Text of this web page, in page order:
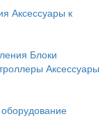
Аксессуары к
Блоки
Аксессуары